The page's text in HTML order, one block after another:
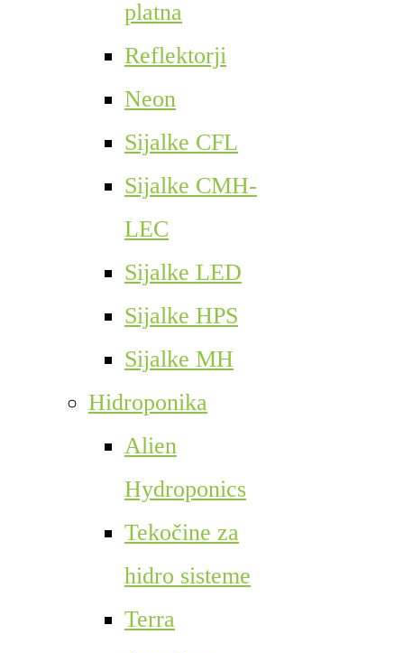
platna
Reflektorji
Neon
Sijalke CFL
Sijalke CMH-
LEC
Sijalke LED
Sijalke HPS
Sijalke MH
Hidroponika
Alien
Hydroponics
Tekočine za
hidro sisteme
Terra